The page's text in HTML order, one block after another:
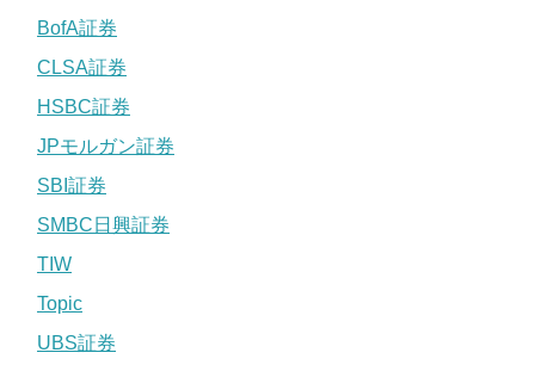
BofA証券
CLSA証券
HSBC証券
JPモルガン証券
SBI証券
SMBC日興証券
TIW
Topic
UBS証券